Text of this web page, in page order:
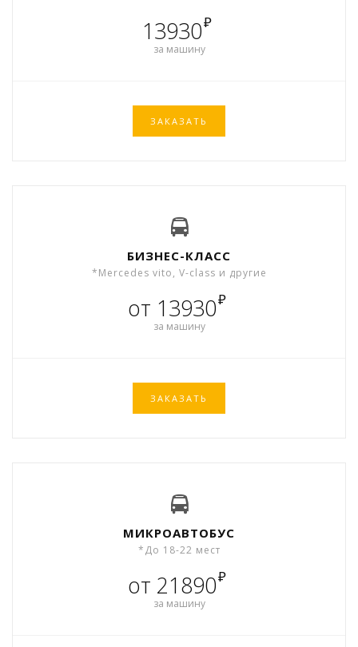
13930₽
за машину
ЗАКАЗАТЬ
БИЗНЕС-КЛАСС
*Mercedes vito, V-class и другие
от 13930₽
за машину
ЗАКАЗАТЬ
МИКРОАВТОБУС
*До 18-22 мест
от 21890₽
за машину